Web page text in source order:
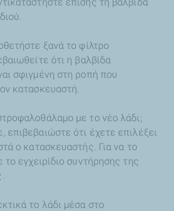
ξανά το φίλτρο
ότι η βαλβίδα
σφιγμένη στη ροπή που
κατασκευαστή.
με το νέο λάδι;
επιβεβαιώστε ότι έχετε επιλέξει
ο κατασκευαστής. Για να το
το εγχειρίδιο συντήρησης της
το λάδι μέσα στο